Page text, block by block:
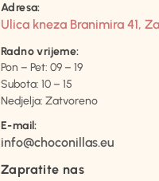
Adresa:
Ulica kneza Branimira 41,
Radno vrijeme:
Pon – Pet: 09 – 19
Subota: 10 – 15
Nedjelja: Zatvoreno
E-mail:
info@choconillas.eu
Zapratite nas